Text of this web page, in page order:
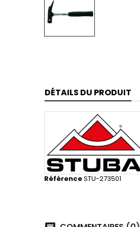
DÉTAILS DU PRODUIT
RéférenceSTU-273501